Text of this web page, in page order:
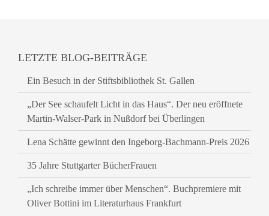
LETZTE BLOG-BEITRÄGE
Ein Besuch in der Stiftsbibliothek St. Gallen
„Der See schaufelt Licht in das Haus“. Der neu eröffnete
Martin-Walser-Park in Nußdorf bei Überlingen
Lena Schätte gewinnt den Ingeborg-Bachmann-Preis 2026
35 Jahre Stuttgarter BücherFrauen
„Ich schreibe immer über Menschen“. Buchpremiere mit
Oliver Bottini im Literaturhaus Frankfurt